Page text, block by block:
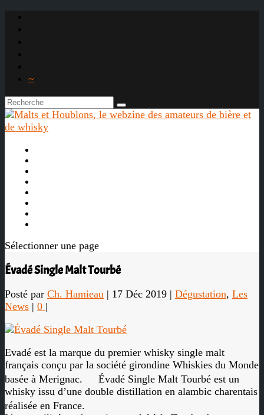
~
Sélectionner une page
Évadé Single Malt Tourbé
Posté par Ch. Hamieau | 17 Déc 2019 | Dégustation, Les
News | 0 |
Evadé est la marque du premier whisky single malt
français conçu par la société girondine Whiskies du Monde
basée à Merignac. Évadé Single Malt Tourbé est un
whisky issu d’une double distillation en alambic charentais
réalisée en France.